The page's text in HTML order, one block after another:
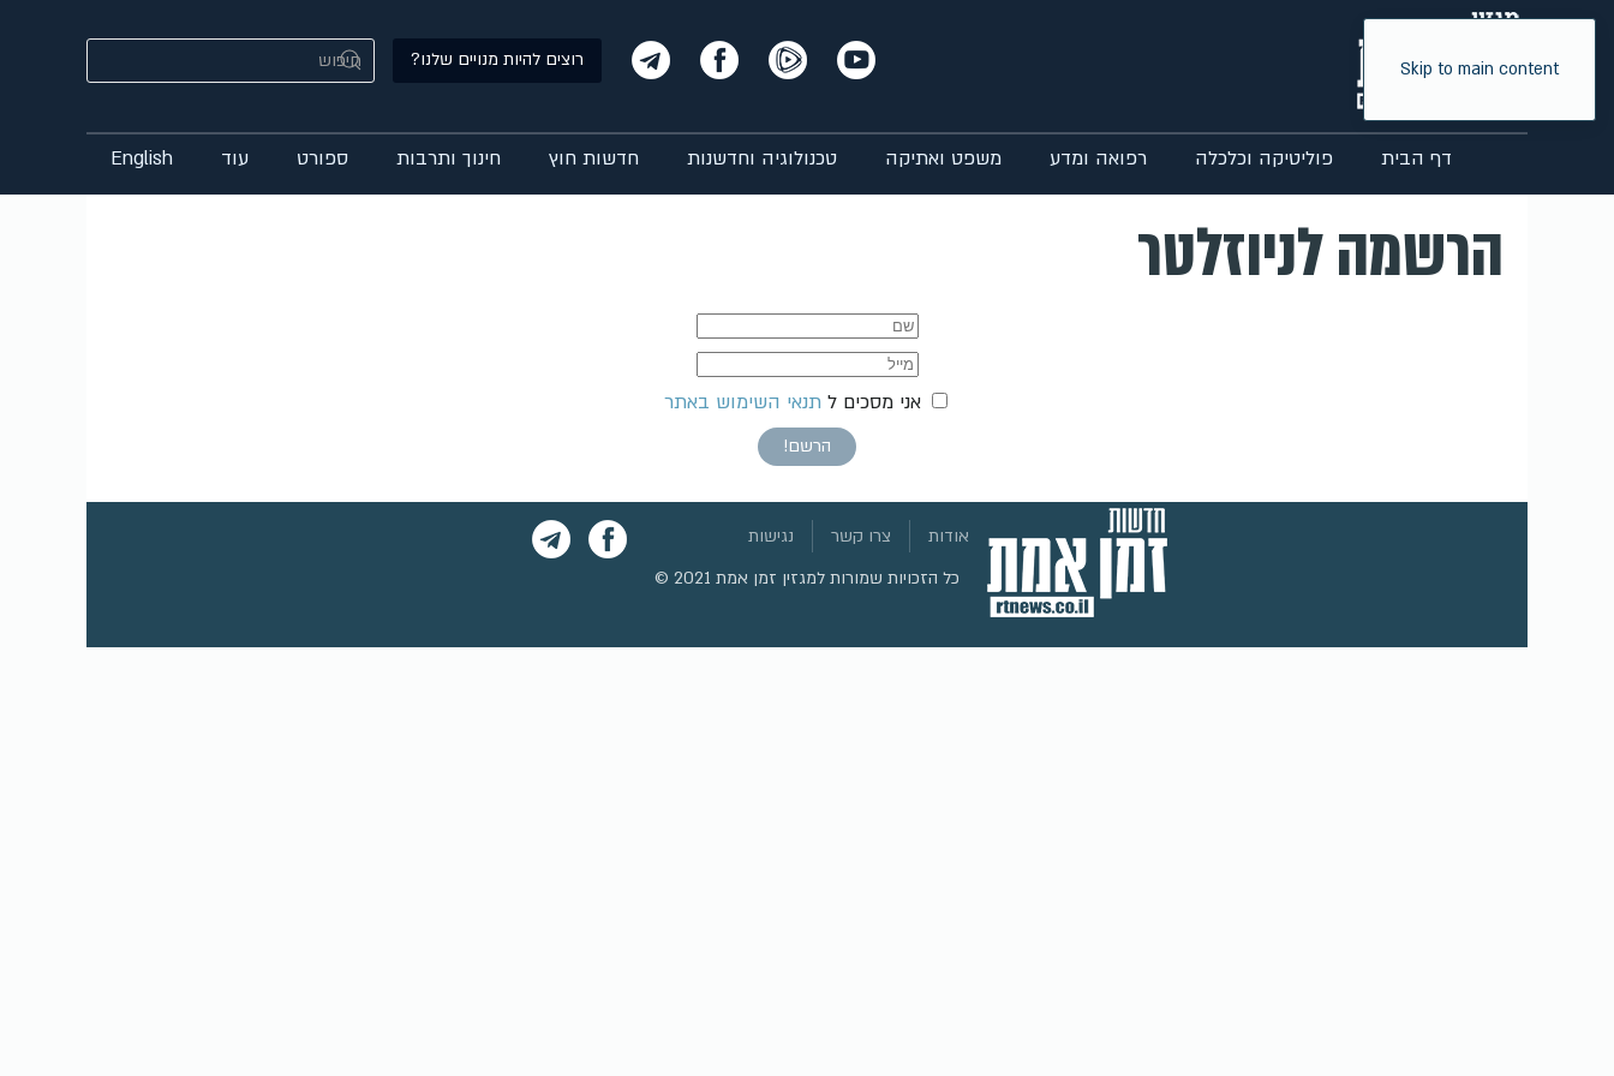
Skip to main content רוצים להיות מנויים שלנו?
דף הבית פוליטיקה וכלכלה רפואה ומדע משפט ואתיקה טכנולוגיה וחדשנות חדשות חוץ חינוך ותרבות ספורט עוד English
הרשמה לניוזלטר
אני מסכים ל תנאי השימוש באתר
הרשם!
אודות צרו קשר
נגישות
כל הזכויות שמורות למגזין זמן אמת 2021
©